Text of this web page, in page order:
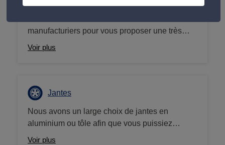
manufacturiers pour vous proposer une très
large gamme de pneus adaptés à votre
pneumatique au prix le plus bas, et cela toute
l'année. Vous trouvez moins cher ailleurs, on
vous rembourse la différence !
Voir plus
Jantes
Nous avons un large choix de jantes en
aluminium ou tôle afin que vous puissiez
apporter la touche de personnalisation
Voir plus